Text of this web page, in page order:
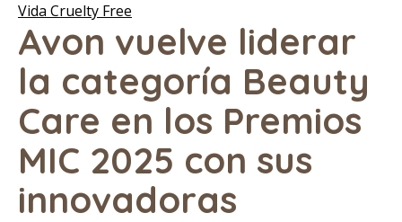
Vida Cruelty Free
Avon vuelve liderar
la categoría Beauty
Care en los Premios
MIC 2025 con sus
innovadoras